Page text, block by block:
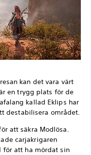
kan det vara värt
en trygg plats för de
kallad Eklips har
destabilisera området.
att säkra Modlösa.
carjakrigaren
för att ha mördat sin